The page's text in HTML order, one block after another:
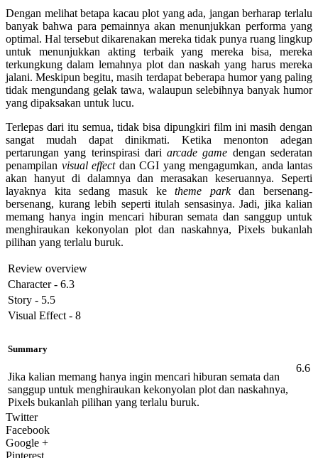
Dengan melihat betapa kacau plot yang ada, jangan berharap terlalu
banyak bahwa para pemainnya akan menunjukkan performa yang
optimal. Hal tersebut dikarenakan mereka tidak punya ruang lingkup
untuk menunjukkan akting terbaik yang mereka bisa, mereka
terkungkung dalam lemahnya plot dan naskah yang harus mereka
jalani. Meskipun begitu, masih terdapat beberapa humor yang paling
tidak mengundang gelak tawa, walaupun selebihnya banyak humor
yang dipaksakan untuk lucu.
Terlepas dari itu semua, tidak bisa dipungkiri film ini masih dengan
sangat mudah dapat dinikmati. Ketika menonton adegan
pertarungan yang terinspirasi dariarcade game dengan sederatan
penampilan visual effectdan CGI yang mengagumkan, anda lantas
akan hanyut di dalamnya dan merasakan keseruannya. Seperti
layaknya kita sedang masuk ketheme parkdan bersenang-
bersenang, kurang lebih seperti itulah sensasinya. Jadi, jika kalian
memang hanya ingin mencari hiburan semata dan sanggup untuk
menghiraukan kekonyolan plot dan naskahnya, Pixels bukanlah
pilihan yang terlalu buruk.
Review overview
Character - 6.3
Story - 5.5
Visual Effect - 8
Summary
Jika kalian memang hanya ingin mencari hiburan semata dan
sanggup untuk menghiraukan kekonyolan plot dan naskahnya,
Pixels bukanlah pilihan yang terlalu buruk.
6.6
Twitter
Facebook
Google +
Pinterest